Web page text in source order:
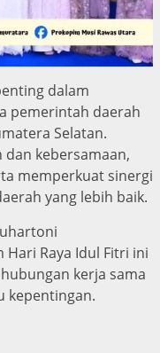
dalam
pemerintah daerah
Selatan.
dan kebersamaan,
memperkuat sinergi
yang lebih baik.
Raya Idul Fitri ini
kerja sama
kepentingan.